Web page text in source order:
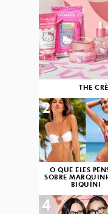
THE
O QUE ELES
SOBRE
BIQUÍNI
2
4